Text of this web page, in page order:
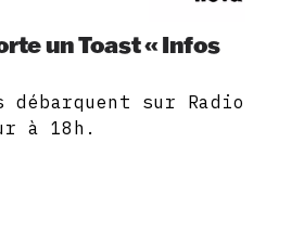
un Toast « Infos
débarquent sur Radio
à 18h.